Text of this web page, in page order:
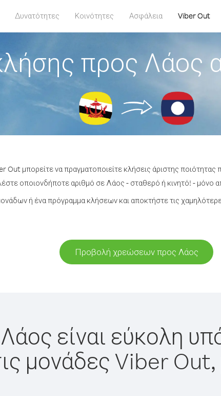
Δυνατότητες Κοινότητες Ασφάλεια Viber Out
προς Λάος
Out μπορείτε να πραγματοποιείτε κλήσεις άριστης
οποιονδήποτε αριθμό σε Λάος - σταθερό ή κινητό! - μόνο
ή ένα πρόγραμμα κλήσεων και αποκτήστε τις
Προβολή χρεώσεων προς Λάος
είναι εύκολη
μονάδες Viber Out,